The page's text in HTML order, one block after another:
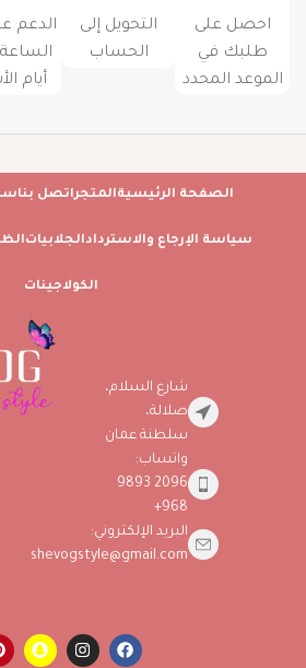
احصل على
طلبك في
الموعد المحدد
التحويل إلى
الحساب
الدعم
أيام
الصفحة الرئيسيةالمتجراتصل بنا
سياسة الإرجاع والاستردادالجلابيات
الكولاجينات
شارع السلام،
صلالة،
سلطنة عمان
واتساب:
2096 9893
968+
البريد الإلكتروني:
shevogstyle@gmail.com